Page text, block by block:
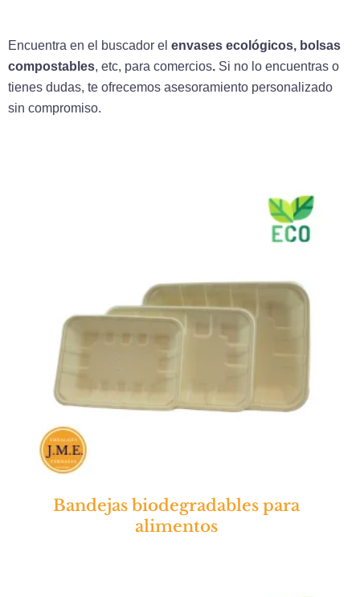
Encuentra en el buscador el envases ecológicos, bolsas
compostables, etc, para comercios. Si no lo encuentras o
tienes dudas, te ofrecemos asesoramiento personalizado
sin compromiso.
Bandejas biodegradables para
alimentos